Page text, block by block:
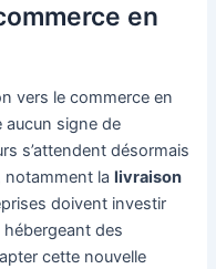
en
vers le commerce en
aucun signe de
s’attendent désormais
notamment lalivraison
doivent investir
des
cette nouvelle